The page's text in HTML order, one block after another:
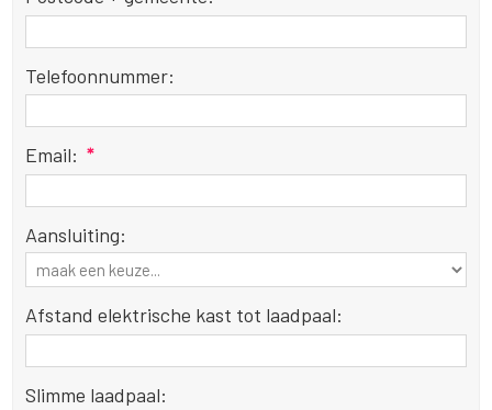
Telefoonnummer:
Email: *
Aansluiting:
Afstand elektrische kast tot laadpaal:
Slimme laadpaal: